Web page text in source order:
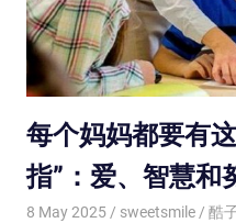
每个妈妈都要有
指”：爱、智慧和
8 May 2025 sweetsmile 酷